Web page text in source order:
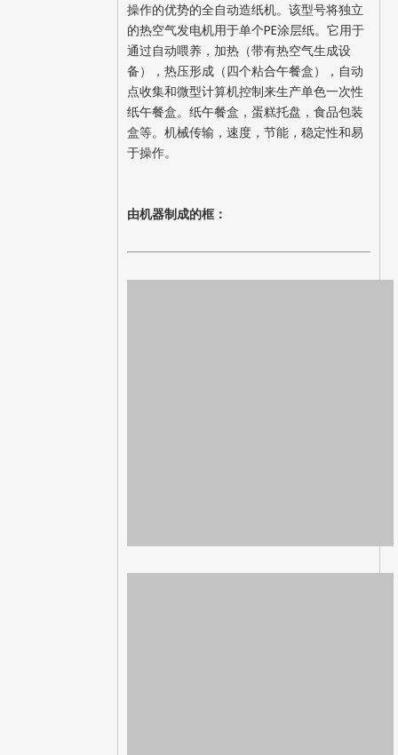
操作的优势的全自动造纸机。该型号将独立
的热空气发电机用于单个PE涂层纸。它用于
通过自动喂养，加热（带有热空气生成设
备），热压形成（四个粘合午餐盒），自动
点收集和微型计算机控制来生产单色一次性
纸午餐盒。纸午餐盒，蛋糕托盘，食品包装
盒等。机械传输，速度，节能，稳定性和易
于操作。
由机器制成的框：